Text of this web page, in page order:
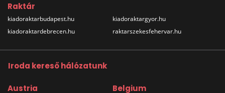
Raktár
kiadoraktarbudapest.hu
kiadoraktardebrecen.hu
kiadoraktargyor.hu
raktarszekesfehervar.hu
Iroda kereső hálózatunk
Austria Belgium